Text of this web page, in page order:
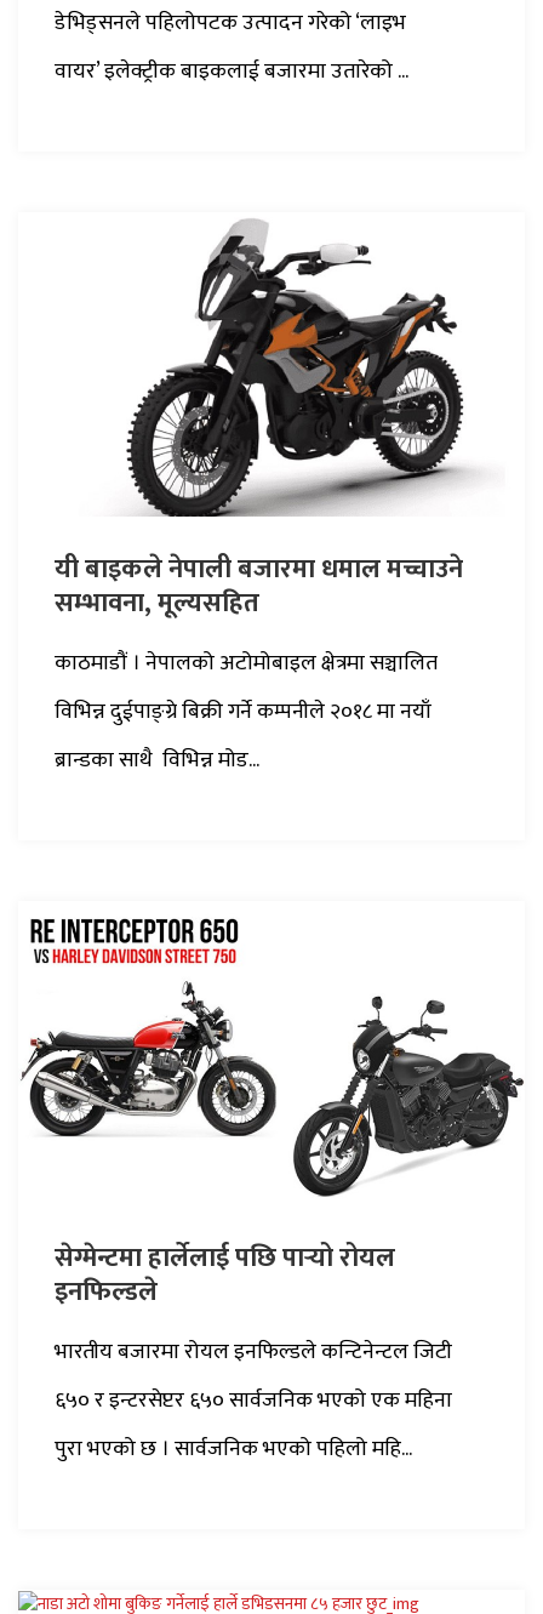
डेभिड्सनले पहिलोपटक उत्पादन गरेको ‘लाइभ
वायर’ इलेक्ट्रीक बाइकलाई बजारमा उतारेको ...
यी बाइकले नेपाली बजारमा धमाल मच्चाउने
सम्भावना, मूल्यसहित
काठमाडौं । नेपालको अटोमोबाइल क्षेत्रमा सञ्चालित
विभिन्न दुईपाङ्ग्रे बिक्री गर्ने कम्पनीले २०१८ मा नयाँ
ब्रान्डका साथै विभिन्न मोड...
सेग्मेन्टमा हार्लेलाई पछि पार्‍यो रोयल
इनफिल्डले
भारतीय बजारमा रोयल इनफिल्डले कन्टिनेन्टल जिटी
६५० र इन्टरसेप्टर ६५० सार्वजनिक भएको एक महिना
पुरा भएको छ । सार्वजनिक भएको पहिलो महि...